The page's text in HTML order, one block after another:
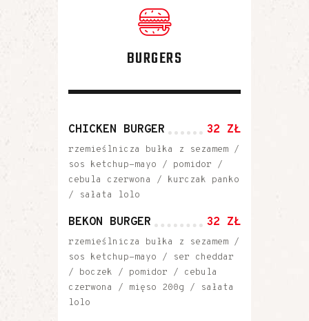
BURGERS
CHICKEN BURGER 32 ZŁ
rzemieślnicza bułka z sezamem /
sos ketchup-mayo / pomidor /
cebula czerwona / kurczak panko
/ sałata lolo
BEKON BURGER 32 ZŁ
rzemieślnicza bułka z sezamem /
sos ketchup-mayo / ser cheddar
/ boczek / pomidor / cebula
czerwona / mięso 200g / sałata
lolo